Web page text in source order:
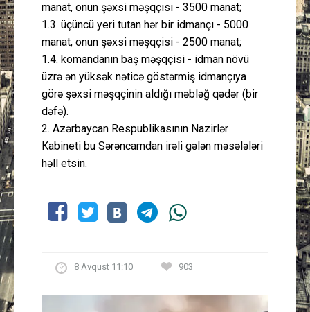
manat, onun şəxsi məşqçisi - 3500 manat;
1.3. üçüncü yeri tutan hər bir idmançı - 5000
manat, onun şəxsi məşqçisi - 2500 manat;
1.4. komandanın baş məşqçisi - idman növü
üzrə ən yüksək nəticə göstərmiş idmançıya
görə şəxsi məşqçinin aldığı məbləğ qədər (bir
dəfə).
2. Azərbaycan Respublikasının Nazirlər
Kabineti bu Sərəncamdan irəli gələn məsələləri
həll etsin.
8 Avqust 11:10 903